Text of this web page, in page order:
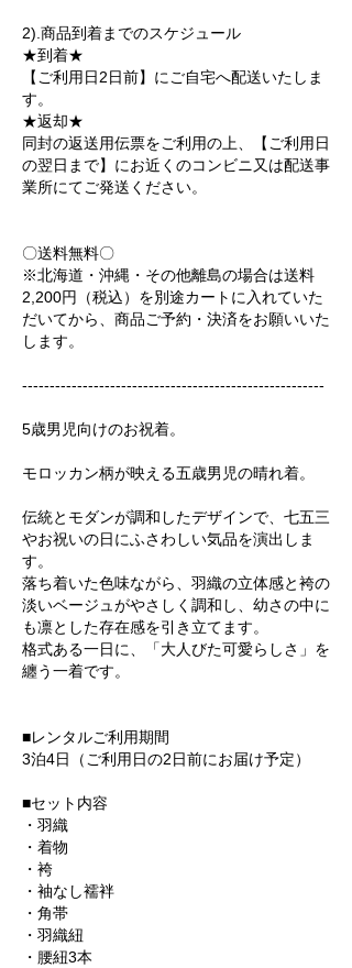
2).商品到着までのスケジュール
★到着★
【ご利用日2日前】にご自宅へ配送いたしま
す。
★返却★
同封の返送用伝票をご利用の上、【ご利用日
の翌日まで】にお近くのコンビニ又は配送事
業所にてご発送ください。
〇送料無料〇
※北海道・沖縄・その他離島の場合は送料
2,200円（税込）を別途カートに入れていた
だいてから、商品ご予約・決済をお願いいた
します。
-------------------------------------------------------
5歳男児向けのお祝着。
モロッカン柄が映える五歳男児の晴れ着。
伝統とモダンが調和したデザインで、七五三
やお祝いの日にふさわしい気品を演出しま
す。
落ち着いた色味ながら、羽織の立体感と袴の
淡いベージュがやさしく調和し、幼さの中に
も凛とした存在感を引き立てます。
格式ある一日に、「大人びた可愛らしさ」を
纏う一着です。
■レンタルご利用期間
3泊4日（ご利用日の2日前にお届け予定）
■セット内容
・羽織
・着物
・袴
・袖なし襦袢
・角帯
・羽織紐
・腰紐3本